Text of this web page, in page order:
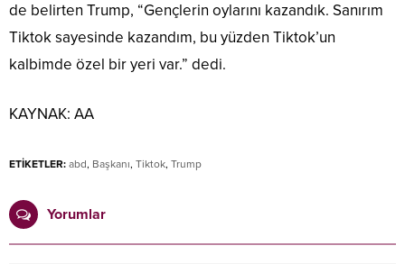
de belirten Trump, “Gençlerin oylarını kazandık. Sanırım
Tiktok sayesinde kazandım, bu yüzden Tiktok’un
kalbimde özel bir yeri var.” dedi.
KAYNAK: AA
ETİKETLER: abd, Başkanı, Tiktok, Trump
Yorumlar